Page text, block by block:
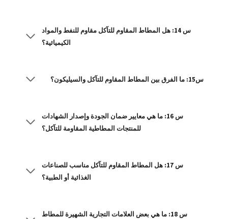
س 14: هل المطاط المقاوم للتآكل مقاوم للنفط والمواد
الكيميائية؟
س15: ما الفرق بين المطاط المقاوم للتآكل والسيليكون؟
س 16: ما هي معايير ضمان الجودة وإصدار الشهادات
للمنتجات المطاطية المقاومة للتآكل؟
س 17: هل المطاط المقاوم للتآكل مناسب للصناعات
الغذائية أو الطبية؟
س 18: ما هي بعض العلامات التجارية الشهيرة للمطاط